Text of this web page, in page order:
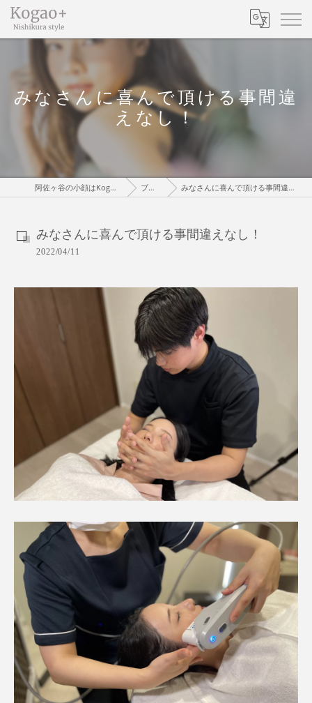
みなさんに喜んで頂ける事間違
えなし！
阿佐ヶ谷の小顔はKogaoPlus ブログ みなさんに喜んで頂ける事間違えなし！
みなさんに喜んで頂ける事間違えなし！
2022/04/11